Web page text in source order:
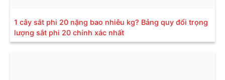
1 cây sắt phi 20 nặng bao nhiêu kg? Bảng quy đổi trọng
lượng sắt phi 20 chính xác nhất